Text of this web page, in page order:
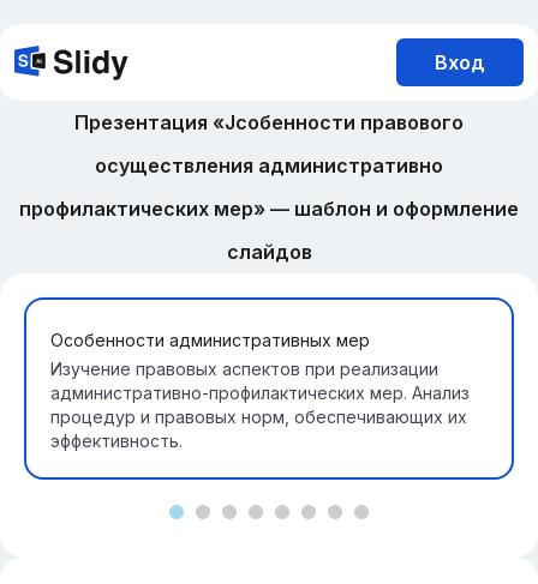
Вход
Презентация «Jсобенности правового
осуществления административно
профилактических мер» — шаблон и оформление
слайдов
Особенности административных мер
Изучение правовых аспектов при реализации
административно-профилактических мер. Анализ
процедур и правовых норм, обеспечивающих их
эффективность.